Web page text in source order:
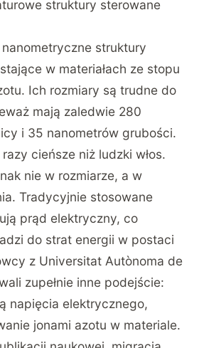
struktury sterowane
struktury
w materiałach ze stopu
Ich rozmiary są trudne do
mają zaledwie 280
i 35 nanometrów grubości.
cieńsze niż ludzki włos.
nie w rozmiarze, a w
Tradycyjnie stosowane
prąd elektryczny, co
do strat energii w postaci
z Universitat Autònoma de
zupełnie inne podejście:
napięcia elektrycznego,
jonami azotu w materiale.